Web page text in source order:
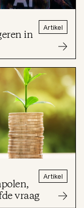
in
Artikel
vraag
Artikel